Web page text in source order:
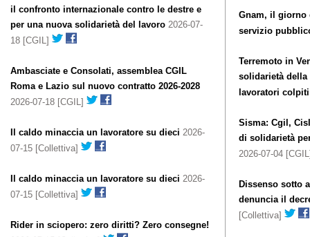
il confronto internazionale contro le destre e
per una nuova solidarietà del lavoro 2026-07-
18 [CGIL]
Ambasciate e Consolati, assemblea CGIL
Roma e Lazio sul nuovo contratto 2026-2028
2026-07-18 [CGIL]
Il caldo minaccia un lavoratore su dieci 2026-
07-15 [Collettiva]
Il caldo minaccia un lavoratore su dieci 2026-
07-15 [Collettiva]
Rider in sciopero: zero diritti? Zero consegne!
Gnam, il giorno
servizio
Terremoto in
solidarietà della
lavoratori colpiti
Sisma: Cgil,
di solidarietà
2026-07-04
Dissenso sotto
denuncia il
[Collettiva]